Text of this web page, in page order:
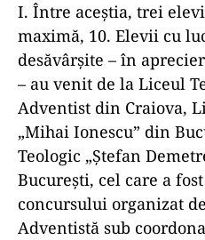
I. Între aceștia, trei
maximă, 10. Elevii cu
desăvârșite – în
– au venit de la Liceul
Adventist din Craiova,
„Mihai Ionescu” din
Teologic „Ștefan
București, cel care a
concursului organizat
Adventistă sub